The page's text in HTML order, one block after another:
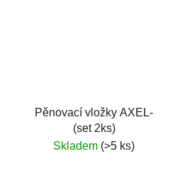
Pěnovací vložky AXEL-
(set 2ks)
Skladem (>5 ks)